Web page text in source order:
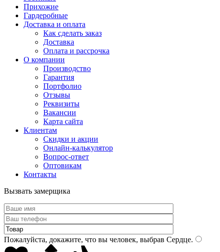
Прихожие
Гардеробные
Доставка и оплата
Как сделать заказ
Доставка
Оплата и рассрочка
О компании
Производство
Гарантия
Портфолио
Отзывы
Реквизиты
Вакансии
Карта сайта
Клиентам
Скидки и акции
Онлайн-калькулятор
Вопрос-ответ
Оптовикам
Контакты
Вызвать замерщика
Пожалуйста, докажите, что вы человек, выбрав Сердце.